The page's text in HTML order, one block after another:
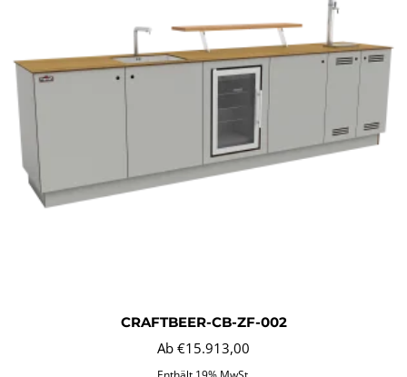
CRAFTBEER-CB-ZF-002
Ab €15.913,00